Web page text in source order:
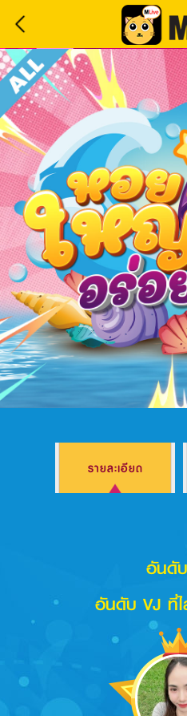
Home
Event
LuckyGame
WinwinCoin
Debit
Mdoll
Help
Support
Language
:
Log in
รายละเอียด
อันดั
อันดับ VJ ที่